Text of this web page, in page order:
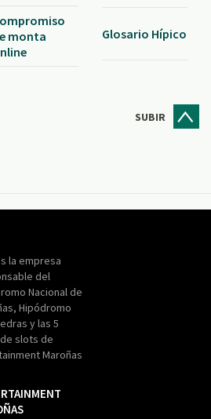
monta
Glosario Hípico
SUBIR
la empresa
del
Nacional de
Hipódromo
y las 5
slots de
Maroñas